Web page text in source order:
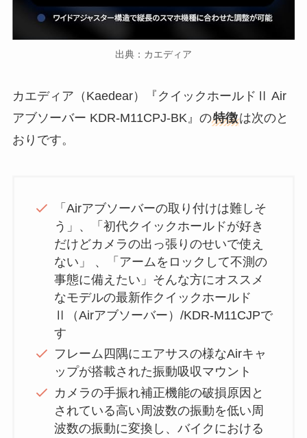
出典：カエディア
カエディア（Kaedear）『クイックホールドⅡ Air
アブソーバー KDR-M11CPJ-BK』の特徴は次のと
おりです。
「Airアブソーバーの取り付けは難しそ
う」、「初代クイックホールドが好き
だけどカメラの出っ張りのせいで使え
ない」 、「アームをロックして不測の
事態に備えたい」そんな方にオススメ
なモデルの最新作クイックホールド
Ⅱ（Airアブソーバー）/KDR-M11CJPで
す
フレーム四隅にエアサスの様なAirキャ
ップが搭載された振動吸収マウント
カメラの手振れ補正機能の破損原因と
されている高い周波数の振動を低い周
波数の振動に変換し、バイクにおける